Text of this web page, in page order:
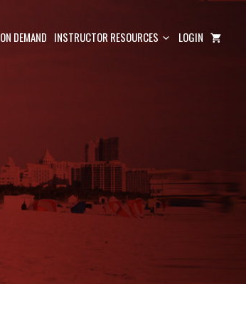
ON DEMAND INSTRUCTOR RESOURCES LOGIN